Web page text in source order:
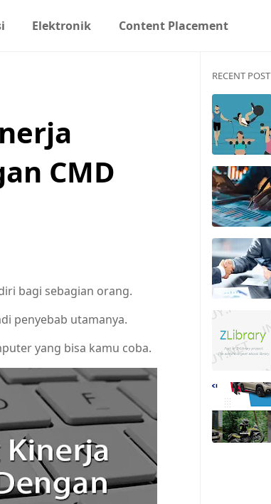
Elektronik Content Placement
CMD
bagi sebagian orang.
penyebab utamanya.
yang bisa kamu coba.
RECENT POST